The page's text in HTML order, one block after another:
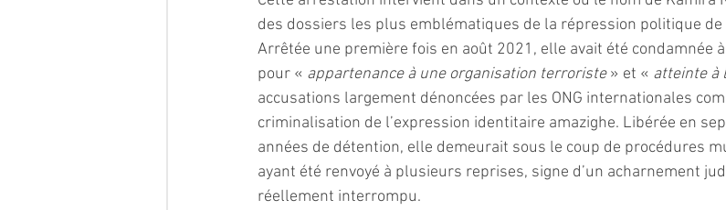
des dossiers les plus emblématiques de la répression politique de
Arrêtée une première fois en août 2021, elle avait été condamnée
pour « appartenance à une organisation terroriste » et « atteinte à
accusations largement dénoncées par les ONG internationales
criminalisation de l’expression identitaire amazighe. Libérée en
années de détention, elle demeurait sous le coup de procédures
ayant été renvoyé à plusieurs reprises, signe d’un acharnement
réellement interrompu.